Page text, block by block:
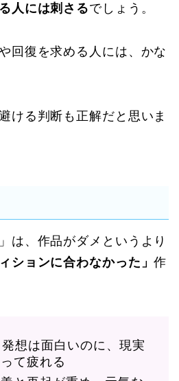
人には刺さるでしょう。
回復を求める人には、かな
ける判断も正解だと思いま
は、作品がダメというより
ションに合わなかった」作
発想は面白いのに、現実
て疲れる